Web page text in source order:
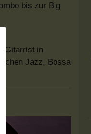
bis zur Big
Gitarrist in
Jazz, Bossa